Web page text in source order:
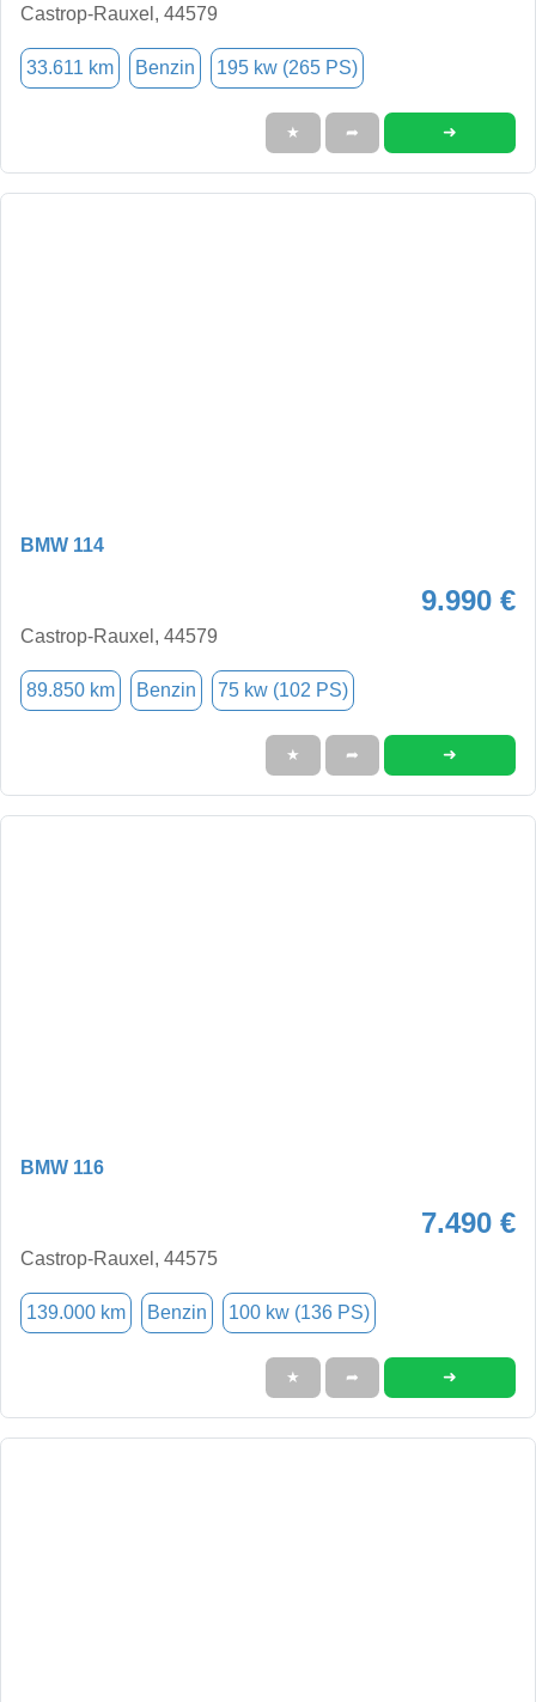
Castrop-Rauxel, 44579
33.611 km Benzin 195 kw (265 PS)
★ ➦ ➜
BMW 114
9.990 €
Castrop-Rauxel, 44579
89.850 km Benzin 75 kw (102 PS)
★ ➦ ➜
BMW 116
7.490 €
Castrop-Rauxel, 44575
139.000 km Benzin 100 kw (136 PS)
★ ➦ ➜